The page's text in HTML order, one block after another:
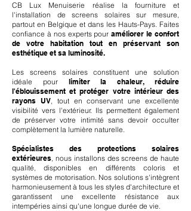
CB Lux Menuiserie réalise la fourniture et
l'installation de screens solaires sur mesure,
partout en Belgique et dans les Hauts-Pays. Faites
confiance à nos experts pouraméliorer le confort
de votre habitation tout en préservant son
esthétique et sa luminosité.
Les screens solaires constituent une solution
idéale pour limiter la chaleur, réduire
l'éblouissement et protéger votre intérieur des
rayons UV, tout en conservant une excellente
visibilité vers l'extérieur. Ils permettent également
de préserver votre intimité sans devoir occulter
complètement la lumière naturelle.
Spécialistes des protections solaires
extérieures, nous installons des screens de haute
qualité, disponibles en différents coloris et
systèmes de motorisation. Nos solutions s'intègrent
harmonieusement à tous les styles d'architecture et
garantissent une excellente résistance aux
intempéries ainsi qu'une longue durée de vie.